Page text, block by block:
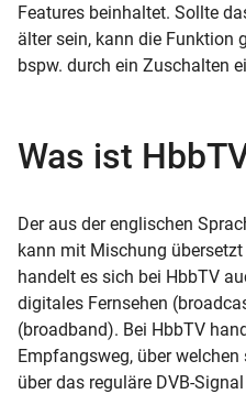
Features beinhaltet. Sollte
älter sein, kann die Funktion
bspw. durch ein Zuschalten
Was ist
Der aus der englischen
kann mit Mischung
handelt es sich bei HbbTV
digitales Fernsehen
(broadband). Bei HbbTV
Empfangsweg, über
über das reguläre DVB-